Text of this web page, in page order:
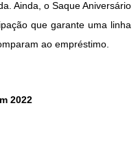
Ainda, o Saque Aniversário
que garante uma linha
ao empréstimo.
2022